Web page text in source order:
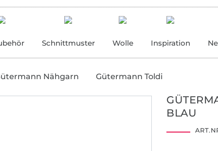
Schnittmuster Wolle Inspiration
Nähgarn Gütermann Toldi
BLAU